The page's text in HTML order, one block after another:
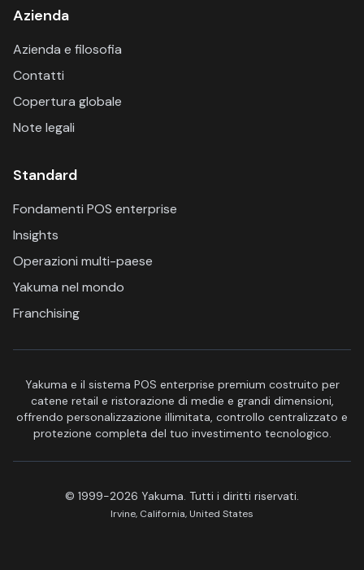
Azienda
Azienda e filosofia
Contatti
Copertura globale
Note legali
Standard
Fondamenti POS enterprise
Insights
Operazioni multi-paese
Yakuma nel mondo
Franchising
Yakuma e il sistema POS enterprise premium costruito per
catene retail e ristorazione di medie e grandi dimensioni,
offrendo personalizzazione illimitata, controllo centralizzato e
protezione completa del tuo investimento tecnologico.
© 1999-2026 Yakuma. Tutti i diritti riservati.
Irvine, California, United States